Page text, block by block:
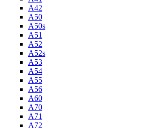
A42
A50
A50s
A51
A52
A52s
A53
A54
A55
A56
A60
A70
A71
A72